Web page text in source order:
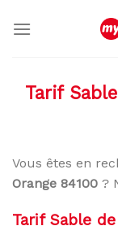
Tarif
Vous êtes en
Orange 84100 ?
Tarif Sable